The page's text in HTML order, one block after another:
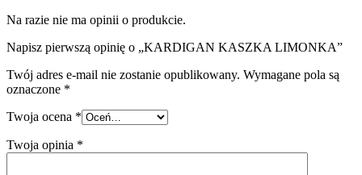
Na razie nie ma opinii o produkcie.
Napisz pierwszą opinię o „KARDIGAN KASZKA LIMONKA”
Twój adres e-mail nie zostanie opublikowany. Wymagane pola są
oznaczone *
Twoja ocena *
Twoja opinia *